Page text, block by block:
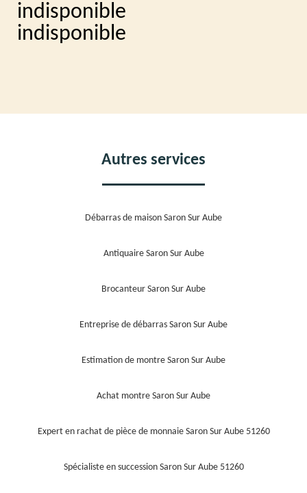
indisponible
indisponible
Autres services
Débarras de maison Saron Sur Aube
Antiquaire Saron Sur Aube
Brocanteur Saron Sur Aube
Entreprise de débarras Saron Sur Aube
Estimation de montre Saron Sur Aube
Achat montre Saron Sur Aube
Expert en rachat de pièce de monnaie Saron Sur Aube 51260
Spécialiste en succession Saron Sur Aube 51260